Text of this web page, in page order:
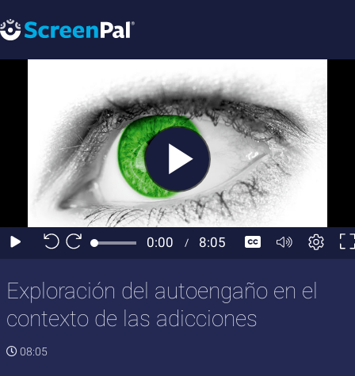
Exploración del autoengaño en el
contexto de las adicciones
08:05